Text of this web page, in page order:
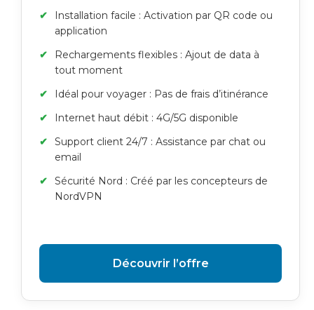
Installation facile : Activation par QR code ou
application
Rechargements flexibles : Ajout de data à
tout moment
Idéal pour voyager : Pas de frais d’itinérance
Internet haut débit : 4G/5G disponible
Support client 24/7 : Assistance par chat ou
email
Sécurité Nord : Créé par les concepteurs de
NordVPN
Découvrir l’offre